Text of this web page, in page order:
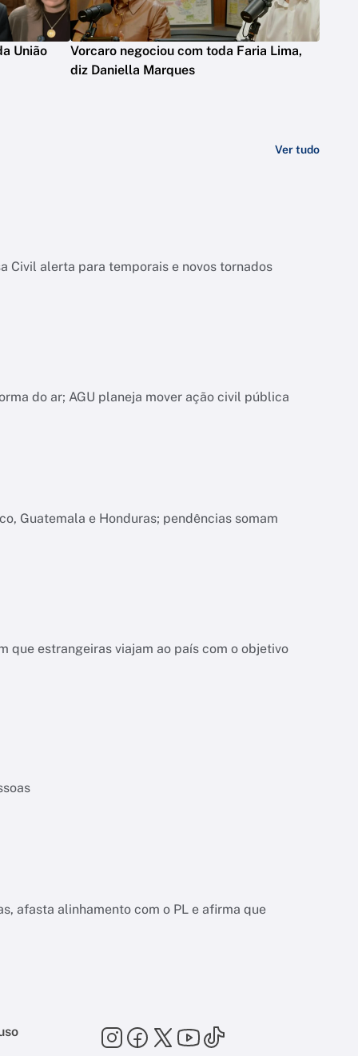
União
Vorcaro negociou com toda Faria Lima,
diz Daniella Marques
Ver tudo
Civil alerta para temporais e novos tornados
do ar; AGU planeja mover ação civil pública
Guatemala e Honduras; pendências somam
que estrangeiras viajam ao país com o objetivo
afasta alinhamento com o PL e afirma que